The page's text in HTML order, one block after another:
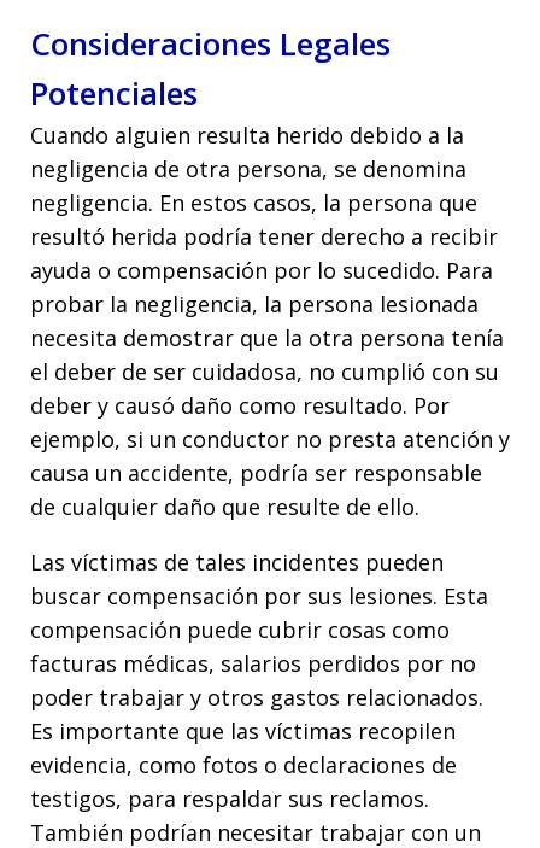
Consideraciones Legales
Potenciales
Cuando alguien resulta herido debido a la
negligencia de otra persona, se denomina
negligencia. En estos casos, la persona que
resultó herida podría tener derecho a recibir
ayuda o compensación por lo sucedido. Para
probar la negligencia, la persona lesionada
necesita demostrar que la otra persona tenía
el deber de ser cuidadosa, no cumplió con su
deber y causó daño como resultado. Por
ejemplo, si un conductor no presta atención y
causa un accidente, podría ser responsable
de cualquier daño que resulte de ello.
Las víctimas de tales incidentes pueden
buscar compensación por sus lesiones. Esta
compensación puede cubrir cosas como
facturas médicas, salarios perdidos por no
poder trabajar y otros gastos relacionados.
Es importante que las víctimas recopilen
evidencia, como fotos o declaraciones de
testigos, para respaldar sus reclamos.
También podrían necesitar trabajar con un